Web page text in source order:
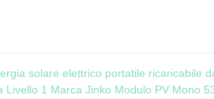
solare elettrico portatile ricaricabile
Livello 1 Marca Jinko Modulo PV Mono